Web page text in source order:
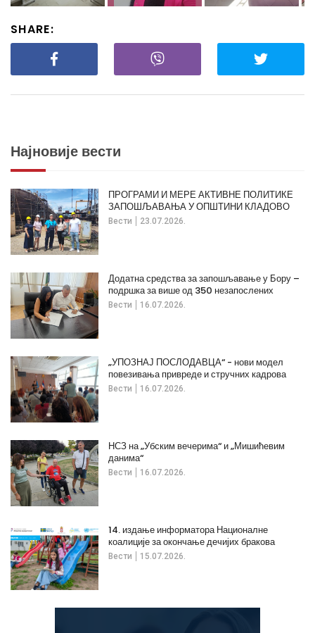
SHARE:
Најновије вести
Вести 23.07.2026.
ПРОГРАМИ И МЕРЕ АКТИВНЕ ПОЛИТИКЕ
ЗАПОШЉАВАЊА У ОПШТИНИ КЛАДОВО
Вести 16.07.2026.
Додатна средства за запошљавање у Бору –
подршка за више од 350 незапослених
Вести 16.07.2026.
„УПОЗНАЈ ПОСЛОДАВЦА“ - нови модел
повезивања привреде и стручних кадрова
Вести 16.07.2026.
НСЗ на „Убским вечерима“ и „Мишићевим
данима“
Вести 15.07.2026.
14. издање информатора Националне
коалиције за окончање дечијих бракова